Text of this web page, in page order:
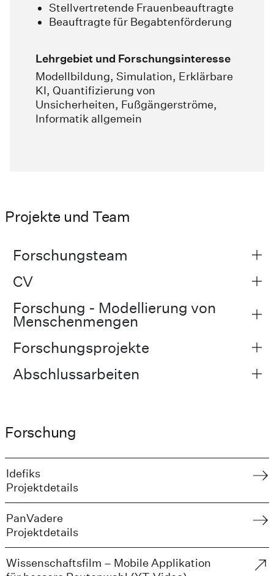
Stellvertretende Frauenbeauftragte
Beauftragte für Begabtenförderung
Lehrgebiet und Forschungsinteresse
Modellbildung, Simulation, Erklärbare
KI, Quantifizierung von
Unsicherheiten, Fußgängerströme,
Informatik allgemein
Projekte und Team
Forschungsteam
CV
Forschung - Modellierung von
Menschenmengen
Forschungsprojekte
Abschlussarbeiten
Forschung
Idefiks
Projektdetails
PanVadere
Projektdetails
Wissenschaftsfilm – Mobile Applikation